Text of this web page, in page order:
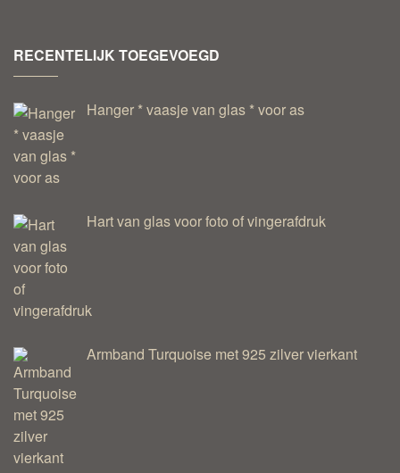
RECENTELIJK TOEGEVOEGD
Hanger * vaasje van glas * voor as
Hart van glas voor foto of vingerafdruk
Armband Turquoise met 925 zilver vierkant